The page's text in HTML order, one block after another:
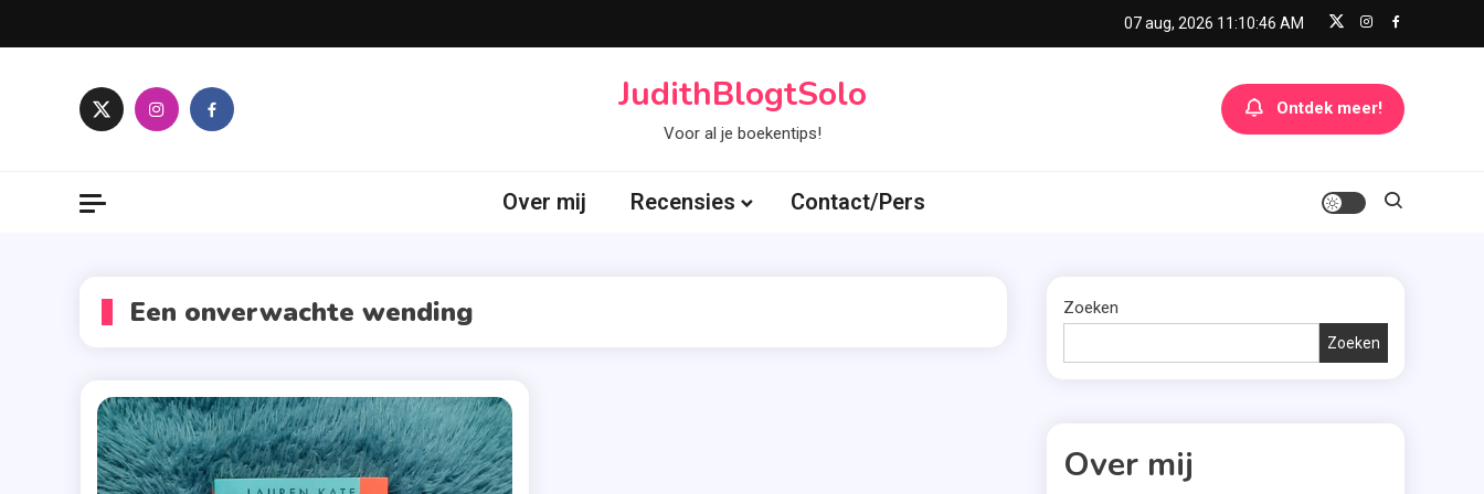
to
07 aug, 2026 11:10:46 AM
JudithBlogtSolo
Voor al je boekentips!
Ontdek meer!
Over mij Recensies Contact/Pers
Een onverwachte wending Zoeken
Zoeken
Over mij